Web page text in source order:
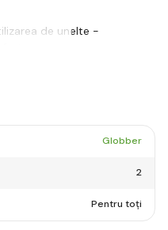
de unelte -
Globber
2
Pentru toți